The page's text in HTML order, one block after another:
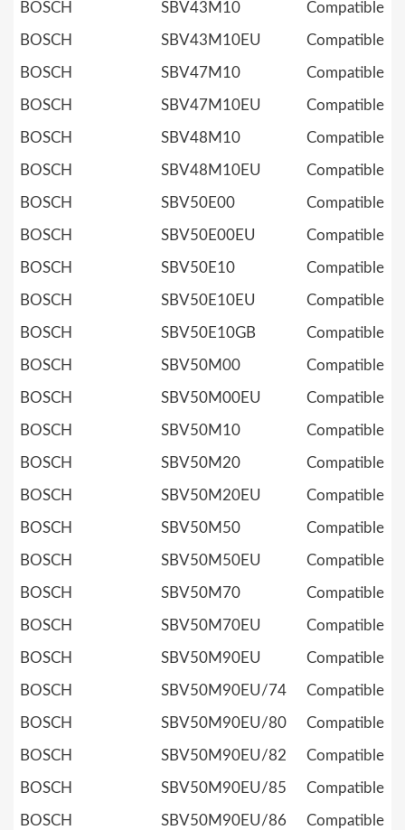
BOSCH SBV43M10 Compatible
BOSCH SBV43M10EU Compatible
BOSCH SBV47M10 Compatible
BOSCH SBV47M10EU Compatible
BOSCH SBV48M10 Compatible
BOSCH SBV48M10EU Compatible
BOSCH SBV50E00 Compatible
BOSCH SBV50E00EU Compatible
BOSCH SBV50E10 Compatible
BOSCH SBV50E10EU Compatible
BOSCH SBV50E10GB Compatible
BOSCH SBV50M00 Compatible
BOSCH SBV50M00EU Compatible
BOSCH SBV50M10 Compatible
BOSCH SBV50M20 Compatible
BOSCH SBV50M20EU Compatible
BOSCH SBV50M50 Compatible
BOSCH SBV50M50EU Compatible
BOSCH SBV50M70 Compatible
BOSCH SBV50M70EU Compatible
BOSCH SBV50M90EU Compatible
BOSCH SBV50M90EU/74 Compatible
BOSCH SBV50M90EU/80 Compatible
BOSCH SBV50M90EU/82 Compatible
BOSCH SBV50M90EU/85 Compatible
BOSCH SBV50M90EU/86 Compatible